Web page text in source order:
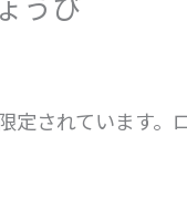
定されています